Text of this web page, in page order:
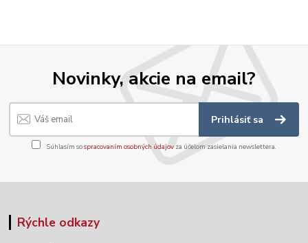
Novinky, akcie na email?
Prihlásiť sa
Súhlasím sospracovaním osobných údajov za účelom zasielania newslettera.
Rýchle odkazy